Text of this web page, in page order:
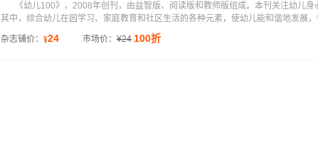
《幼儿100》，2008年创刊，由益智版、阅读版和教师版组成。本刊关注幼儿
其中，综合幼儿在园学习、家庭教育和社区生活的各种元素，使幼儿能和谐地发展
杂志铺价： ¥24 市场价： ¥24 100折